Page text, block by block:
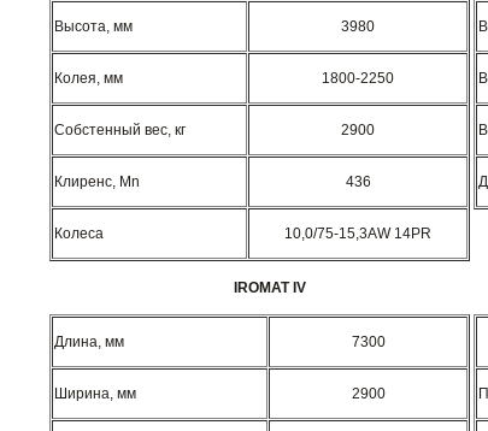
Высота, мм 3980
Колея, мм 1800-2250
Собстенный вес, кг 2900
Клиренс, Mn 436
Колеса 10,0/75-15,3AW 14PR
IROMAT IV
Длина, мм 7300
Ширина, мм 2900